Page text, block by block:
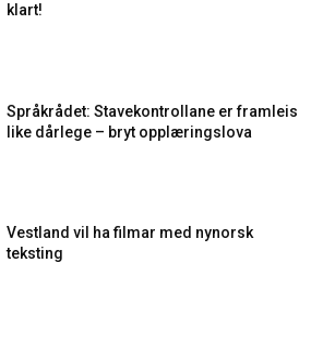
klart!
Språkrådet: Stavekontrollane er framleis
like dårlege – bryt opplæringslova
Vestland vil ha filmar med nynorsk
teksting